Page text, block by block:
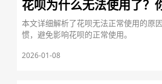
花呗为什么无法使用了？
本文详细解析了花呗无法正常使用的原
惯，避免影响花呗的正常使用。
2026-01-08